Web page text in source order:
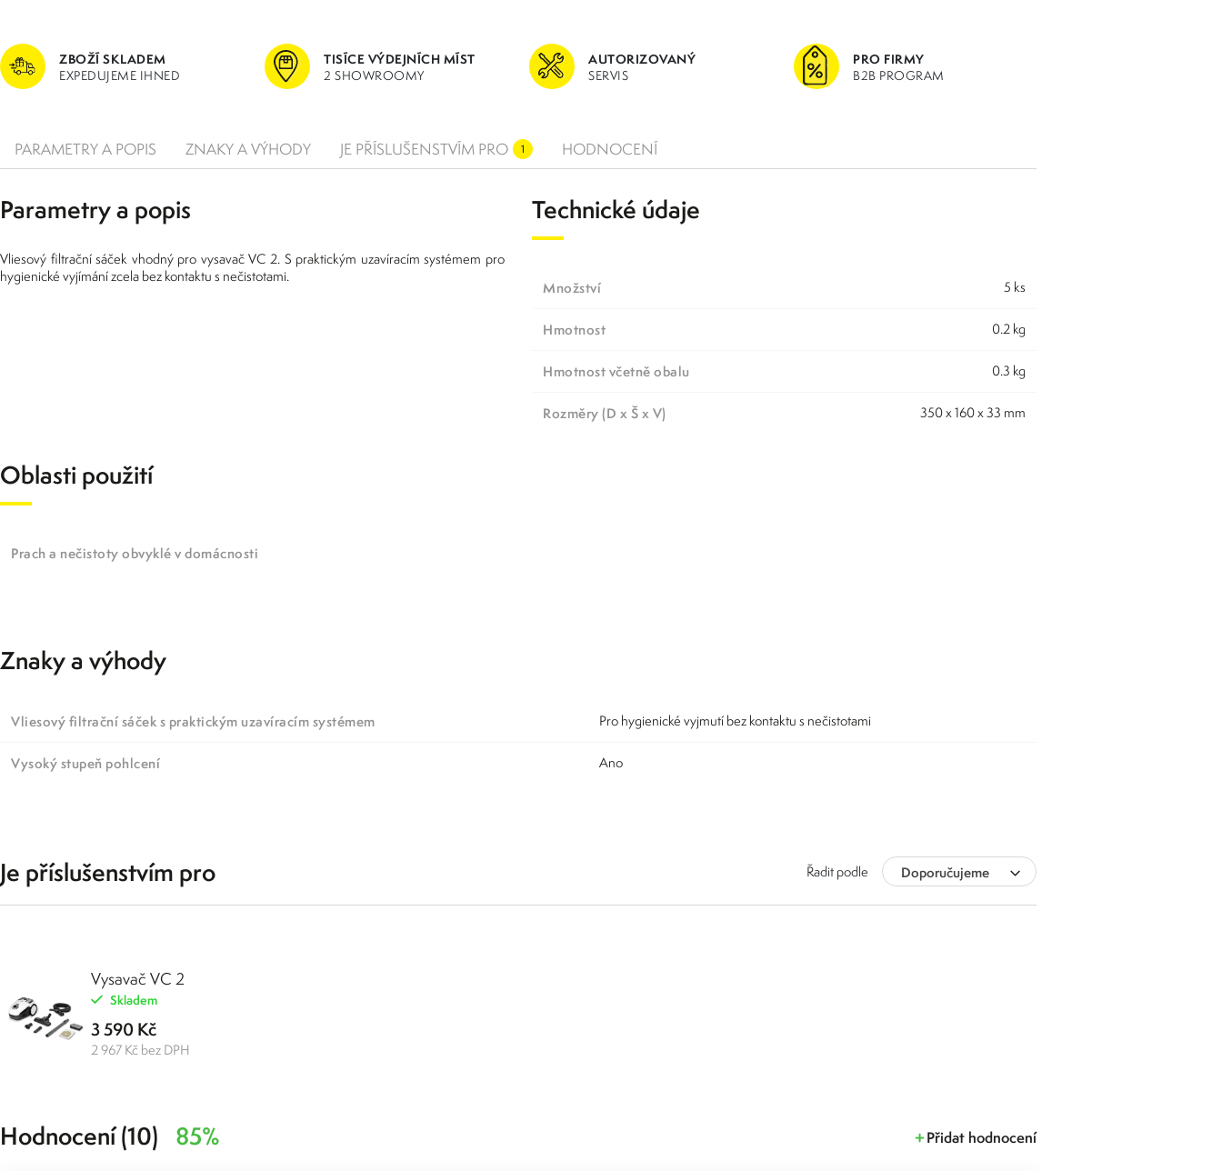
ZBOŽÍ SKLADEM
EXPEDUJEME IHNED
TISÍCE VÝDEJNÍCH MÍST
2 SHOWROOMY
AUTORIZOVANÝ
SERVIS
PRO FIRMY
B2B PROGRAM
PARAMETRY A POPIS ZNAKY A VÝHODY JE PŘÍSLUŠENSTVÍM PRO 1 HODNOCENÍ
Parametry a popis
Vliesový filtrační sáček vhodný pro vysavač VC 2. S praktickým uzavíracím systémem pro
hygienické vyjímání zcela bez kontaktu s nečistotami.
Technické údaje
Množství 5 ks
Hmotnost 0.2 kg
Hmotnost včetně obalu 0.3 kg
Rozměry (D x Š x V) 350 x 160 x 33 mm
Oblasti použití
Prach a nečistoty obvyklé v domácnosti
Znaky a výhody
Vliesový filtrační sáček s praktickým uzavíracím systémem Pro hygienické vyjmutí bez kontaktu s nečistotami
Vysoký stupeň pohlcení Ano
Je příslušenstvím pro Řadit podle Doporučujeme
Vysavač VC 2
Skladem
3 590 Kč
2 967 Kč bez DPH
Hodnocení (10) 85% Přidat hodnocení